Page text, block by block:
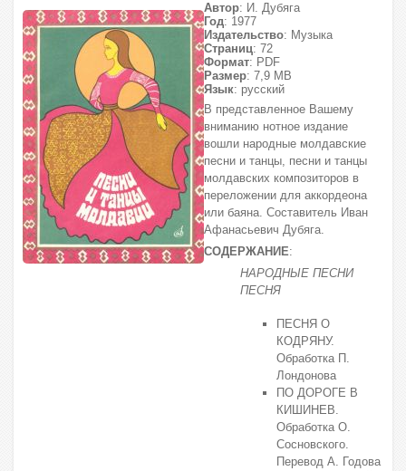
Автор: И. Дубяга
Год: 1977
Издательство: Музыка
Страниц: 72
Формат: PDF
Размер: 7,9 МВ
Язык: русский
В представленное Вашему
вниманию нотное издание
вошли народные молдавские
песни и танцы, песни и танцы
молдавских композиторов в
переложении для аккордеона
или баяна. Составитель Иван
Афанасьевич Дубяга.
СОДЕРЖАНИЕ:
НАРОДНЫЕ ПЕСНИ
ПЕСНЯ
ПЕСНЯ О
КОДРЯНУ.
Обработка П.
Лондонова
ПО ДОРОГЕ В
КИШИНЕВ.
Обработка О.
Сосновского.
Перевод А. Годова